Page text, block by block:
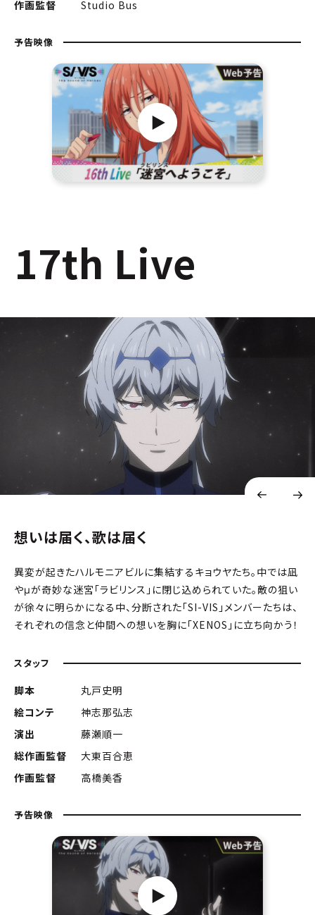
作画監督
Studio Bus
予告映像
17th Live
想いは届く、歌は届く
異変が起きたハルモニアビルに集結するキョウヤたち。中では凪
やμが奇妙な迷宮「ラビリンス」に閉じ込められていた。敵の狙い
が徐々に明らかになる中、分断された「SI-VIS」メンバーたちは、
それぞれの信念と仲間への想いを胸に「XENOS」に立ち向かう！
スタッフ
脚本
丸戸史明
絵コンテ
神志那弘志
演出
藤瀬順一
総作画監督
大東百合恵
作画監督
高橋美香
予告映像